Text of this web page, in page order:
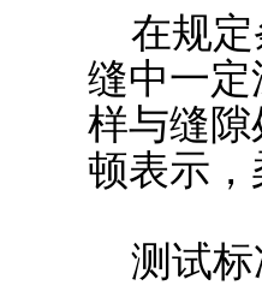
在规定
缝中一定
样与缝
顿表示
测试标